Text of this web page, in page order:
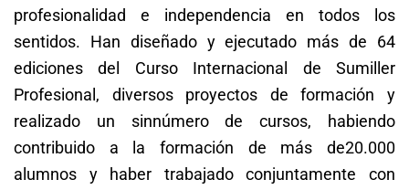
profesionalidad e independencia en todos los
sentidos. Han diseñado y ejecutado más de 64
ediciones del Curso Internacional de Sumiller
Profesional, diversos proyectos de formación y
realizado un sinnúmero de cursos, habiendo
contribuido a la formación de más de20.000
alumnos y haber trabajado conjuntamente con